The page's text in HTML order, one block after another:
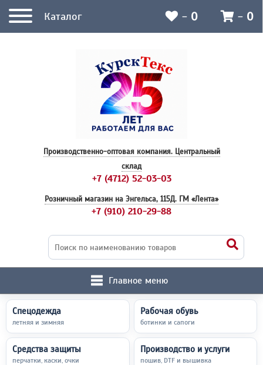
Производственно-оптовая компания. Центральный
склад
+7 (4712) 52-03-03
Розничный магазин на Энгельса, 115Д. ГМ «Лента»
+7 (910) 210-29-88
Главное меню
Спецодежда
летняя и зимняя
Рабочая обувь
ботинки и сапоги
Средства защиты
перчатки, каски, очки
Производство и услуги
пошив, DTF и вышивка
Каталог - 0 - 0